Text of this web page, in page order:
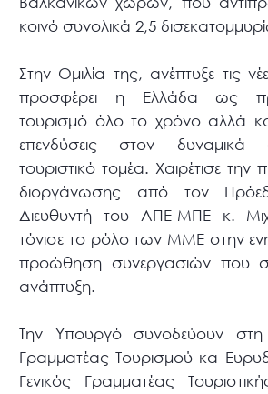
κοινό συνολικά 2,5
Στην Ομιλία της, ανέπτυξε τις
προσφέρει η Ελλάδα ως
τουρισμό όλο το χρόνο αλλά
επενδύσεις στον δυναμικά
τουριστικό τομέα. Χαιρέτισε την
διοργάνωσης από τον
Διευθυντή του ΑΠΕ-ΜΠΕ κ.
τόνισε το ρόλο των ΜΜΕ στην
προώθηση συνεργασιών που
ανάπτυξη.
Την Υπουργό συνοδεύουν
Γραμματέας Τουρισμού κα
Γενικός Γραμματέας